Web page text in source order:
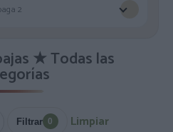
2
★ Todas las
Filtrar 0 Limpiar